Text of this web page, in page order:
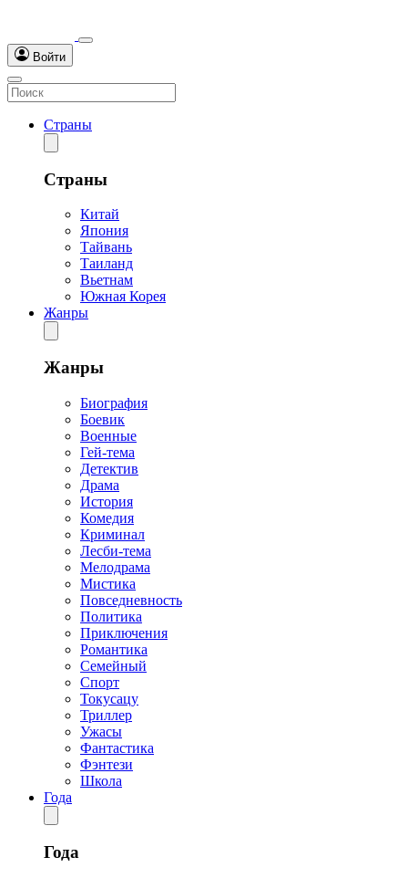
Войти
Страны
Страны
Китай
Япония
Тайвань
Таиланд
Вьетнам
Южная Корея
Жанры
Жанры
Биография
Боевик
Военные
Гей-тема
Детектив
Драма
История
Комедия
Криминал
Лесби-тема
Мелодрама
Мистика
Повседневность
Политика
Приключения
Романтика
Семейный
Спорт
Токусацу
Триллер
Ужасы
Фантастика
Фэнтези
Школа
Года
Года